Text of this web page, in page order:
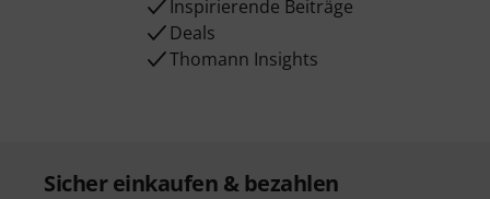
Inspirierende Beiträge
Deals
Thomann Insights
Sicher einkaufen & bezahlen